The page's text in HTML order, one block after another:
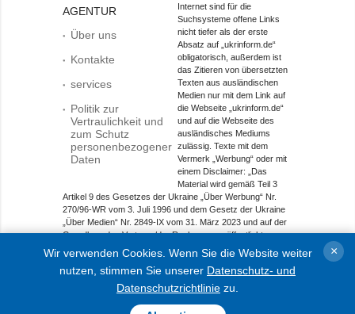
AGENTUR
Über uns
Kontakte
services
Politik zur
Vertraulichkeit und
zum Schutz
personenbezogener
Daten
Internet sind für die
Suchsysteme offene Links
nicht tiefer als der erste
Absatz auf „ukrinform.de“
obligatorisch, außerdem ist
das Zitieren von übersetzten
Texten aus ausländischen
Medien nur mit dem Link auf
die Webseite „ukrinform.de“
und auf die Webseite des
ausländisches Mediums
zulässig. Texte mit dem
Vermerk „Werbung“ oder mit
einem Disclaimer: „Das
Material wird gemäß Teil 3
Artikel 9 des Gesetzes der Ukraine „Über Werbung“ Nr.
270/96-WR vom 3. Juli 1996 und dem Gesetz der Ukraine
„Über Medien“ Nr. 2849-IX vom 31. März 2023 und auf der
Grundlage des Vertrags/der Rechnung veröffentlicht.
Objekt im Bereich Onlinemedien; Medien-ID R40-01421.
© 2015-2026 Ukrinform. Alle Rechte sind geschützt.
Wir verwenden Cookies. Wenn Sie die Website weiter
nutzen, stimmen Sie unserer Datenschutz- und
Datenschutzrichtlinie zu.
×